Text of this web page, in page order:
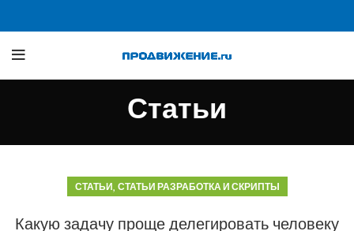
Статьи
СТАТЬИ, СТАТЬИ РАЗРАБОТКА И СКРИПТЫ
Какую задачу проще делегировать человеку